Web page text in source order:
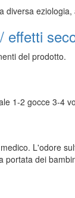
diversa
effetti
del prodotto.
1-2 gocce 3-4
L'odore
portata dei